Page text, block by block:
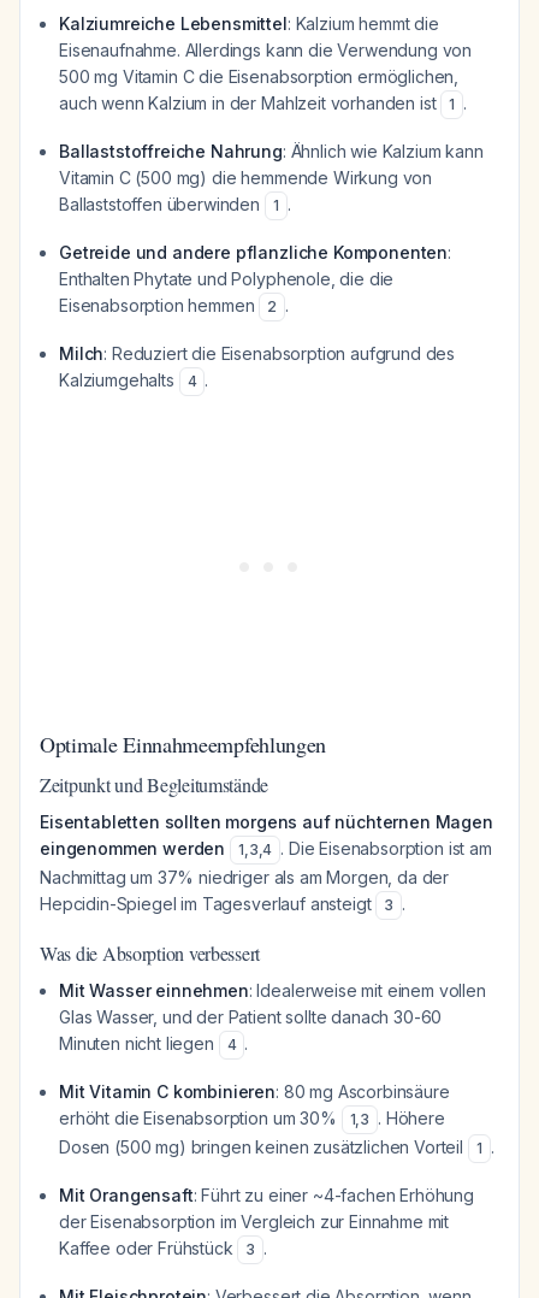
Kalziumreiche Lebensmittel: Kalzium hemmt die
Eisenaufnahme. Allerdings kann die Verwendung von
500 mg Vitamin C die Eisenabsorption ermöglichen,
auch wenn Kalzium in der Mahlzeit vorhanden ist
1 .
Ballaststoffreiche Nahrung: Ähnlich wie Kalzium kann
Vitamin C (500 mg) die hemmende Wirkung von
Ballaststoffen überwinden
1 .
Getreide und andere pflanzliche Komponenten:
Enthalten Phytate und Polyphenole, die die
Eisenabsorption hemmen
2 .
Milch: Reduziert die Eisenabsorption aufgrund des
Kalziumgehalts
4 .
Optimale Einnahmeempfehlungen
Zeitpunkt und Begleitumstände
Eisentabletten sollten morgens auf nüchternen Magen
eingenommen werden
1,3,4 . Die Eisenabsorption ist am
Nachmittag um 37% niedriger als am Morgen, da der
Hepcidin-Spiegel im Tagesverlauf ansteigt
3 .
Was die Absorption verbessert
Mit Wasser einnehmen: Idealerweise mit einem vollen
Glas Wasser, und der Patient sollte danach 30-60
Minuten nicht liegen
4 .
Mit Vitamin C kombinieren: 80 mg Ascorbinsäure
erhöht die Eisenabsorption um 30%
1,3 . Höhere
Dosen (500 mg) bringen keinen zusätzlichen Vorteil
1 .
Mit Orangensaft: Führt zu einer ~4-fachen Erhöhung
der Eisenabsorption im Vergleich zur Einnahme mit
Kaffee oder Frühstück
3 .